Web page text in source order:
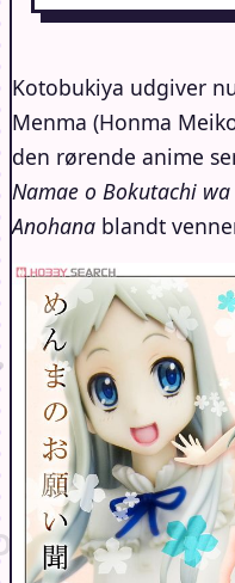
Kotobukiya udgiver
Menma (Honma
den rørende anime
Namae o Bokutachi
Anohana blandt